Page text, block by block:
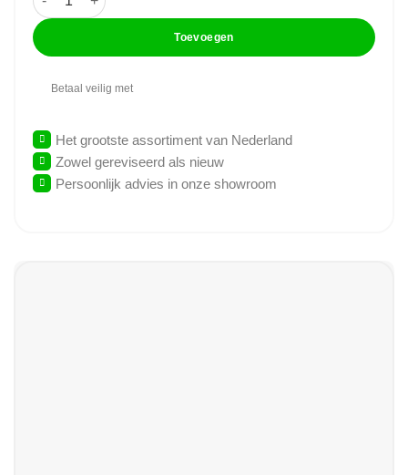
Toevoegen
Betaal veilig met
Het grootste assortiment van Nederland
Zowel gereviseerd als nieuw
Persoonlijk advies in onze showroom